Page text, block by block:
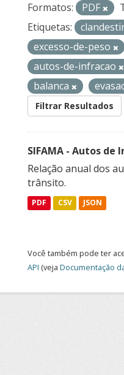
Formatos:
PDF
Etiquetas:
excesso-de-peso
autos-de-infracao
balanca
Filtrar Resultados
SIFAMA - Autos
Relação anual dos
trânsito.
PDF CSV JSON
Você também pode ter
API (veja Documentação